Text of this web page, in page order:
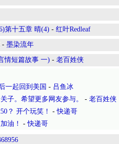
第十五章 晴(4) - 红叶Redleaf
- 墨染流年
情短篇故事 一) - 老百姓侠
一起回到美国 - 吕鱼冰
子。希望更多网友参与。
- 老百姓侠
？ 开个玩笑！
-快递哥
油！
-快递哥